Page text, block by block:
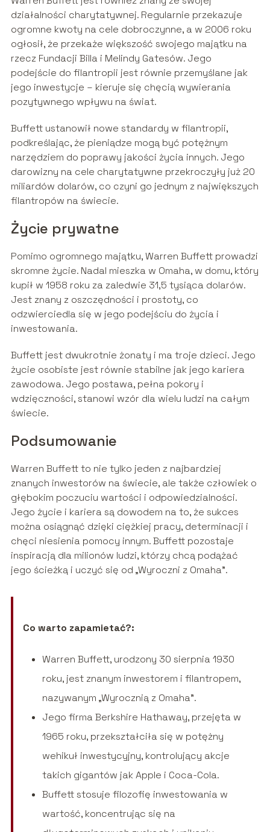
działalności charytatywnej. Regularnie przekazuje
ogromne kwoty na cele dobroczynne, a w 2006 roku
ogłosił, że przekaże większość swojego majątku na
rzecz Fundacji Billa i Melindy Gatesów. Jego
podejście do filantropii jest równie przemyślane jak
jego inwestycje – kieruje się chęcią wywierania
pozytywnego wpływu na świat.
Buffett ustanowił nowe standardy w filantropii,
podkreślając, że pieniądze mogą być potężnym
narzędziem do poprawy jakości życia innych. Jego
darowizny na cele charytatywne przekroczyły już 20
miliardów dolarów, co czyni go jednym z największych
filantropów na świecie.
Życie prywatne
Pomimo ogromnego majątku, Warren Buffett prowadzi
skromne życie. Nadal mieszka w Omaha, w domu, który
kupił w 1958 roku za zaledwie 31,5 tysiąca dolarów.
Jest znany z oszczędności i prostoty, co
odzwierciedla się w jego podejściu do życia i
inwestowania.
Buffett jest dwukrotnie żonaty i ma troje dzieci. Jego
życie osobiste jest równie stabilne jak jego kariera
zawodowa. Jego postawa, pełna pokory i
wdzięczności, stanowi wzór dla wielu ludzi na całym
świecie.
Podsumowanie
Warren Buffett to nie tylko jeden z najbardziej
znanych inwestorów na świecie, ale także człowiek o
głębokim poczuciu wartości i odpowiedzialności.
Jego życie i kariera są dowodem na to, że sukces
można osiągnąć dzięki ciężkiej pracy, determinacji i
chęci niesienia pomocy innym. Buffett pozostaje
inspiracją dla milionów ludzi, którzy chcą podążać
jego ścieżką i uczyć się od „Wyroczni z Omaha”.
Co warto zapamietać?:
Warren Buffett, urodzony 30 sierpnia 1930
roku, jest znanym inwestorem i filantropem,
nazywanym „Wyrocznią z Omaha”.
Jego firma Berkshire Hathaway, przejęta w
1965 roku, przekształciła się w potężny
wehikuł inwestycyjny, kontrolujący akcje
takich gigantów jak Apple i Coca-Cola.
Buffett stosuje filozofię inwestowania w
wartość, koncentrując się na